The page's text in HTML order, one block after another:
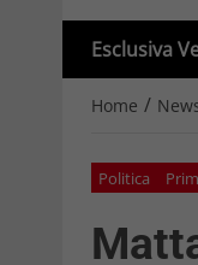
Esclusiva
Home /
Politica